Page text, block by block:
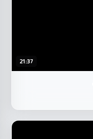
21:37